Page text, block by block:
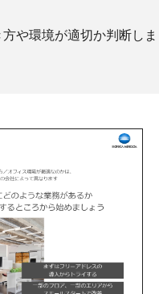
や環境が適切か判断しま